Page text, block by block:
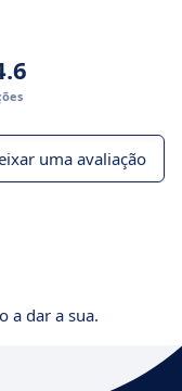
uma avaliação
a dar a sua.